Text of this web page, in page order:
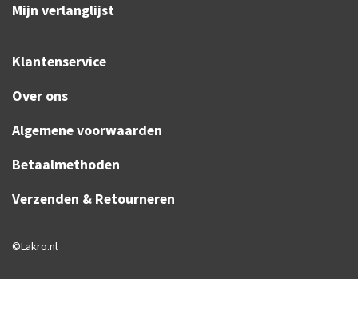
Mijn verlanglijst
Klantenservice
Over ons
Algemene voorwaarden
Betaalmethoden
Verzenden & Retourneren
©Lakro.nl